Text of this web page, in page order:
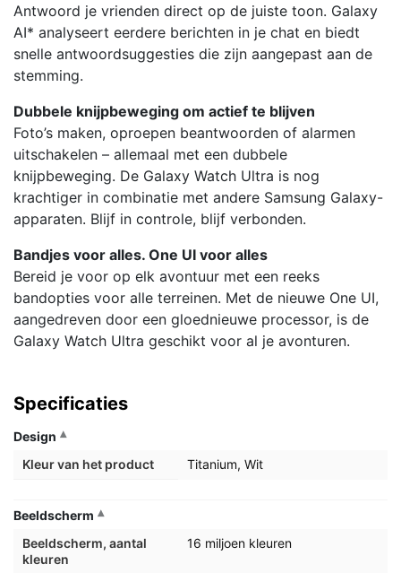
Antwoord je vrienden direct op de juiste toon. Galaxy
AI* analyseert eerdere berichten in je chat en biedt
snelle antwoordsuggesties die zijn aangepast aan de
stemming.
Dubbele knijpbeweging om actief te blijven
Foto’s maken, oproepen beantwoorden of alarmen
uitschakelen – allemaal met een dubbele
knijpbeweging. De Galaxy Watch Ultra is nog
krachtiger in combinatie met andere Samsung Galaxy-
apparaten. Blijf in controle, blijf verbonden.
Bandjes voor alles. One UI voor alles
Bereid je voor op elk avontuur met een reeks
bandopties voor alle terreinen. Met de nieuwe One UI,
aangedreven door een gloednieuwe processor, is de
Galaxy Watch Ultra geschikt voor al je avonturen.
Specificaties
Design
Kleur van het product
Titanium, Wit
Beeldscherm
Beeldscherm, aantal
kleuren
16 miljoen kleuren